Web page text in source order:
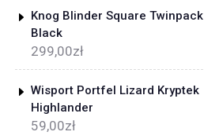
Knog Blinder Square Twinpack
Black
299,00zł
Wisport Portfel Lizard Kryptek
Highlander
59,00zł